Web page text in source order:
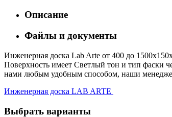
Описание
Файлы и документы
Инженерная доска Lab Arte от 400 до
Поверхность имеет Светлый тон и тип фаски
нами любым удобным способом, наши
Инженерная доска LAB ARTE
Выбрать варианты